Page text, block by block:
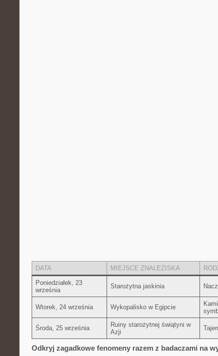
DATA MIEJSCE ZNALEZISKA
Poniedziałek, 23
września
Starożytna jaskinia
Wtorek, 24 września Wykopalisko w ⁢Egipcie
Środa, 25 września
Ruiny ‌starożytnej świątyni w
Azji
Odkryj zagadkowe fenomeny razem‍ z‌ badaczami na